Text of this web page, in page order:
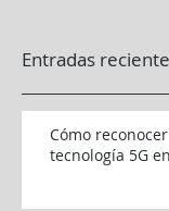
Entradas
Cómo
tecnología 5G